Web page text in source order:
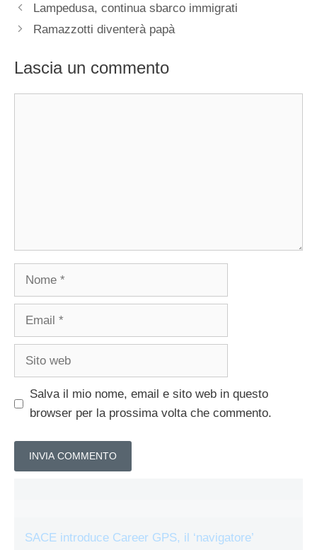
Lampedusa, continua sbarco immigrati
Ramazzotti diventerà papà
Lascia un commento
Nome
Email
Sito
Salva il mio nome, email e sito web in questo
browser per la prossima volta che commento.
SACE introduce Career GPS, il ‘navigatore’